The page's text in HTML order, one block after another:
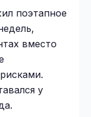
поэтапное
вместо
у